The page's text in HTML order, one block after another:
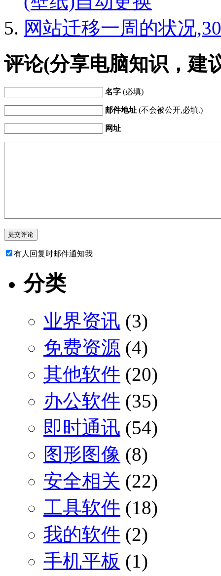
网站迁移一周的状况
评论(分享电脑知识，建
名字 (必填)
邮件地址 (不会被公开,必填.)
网址
有人回复时邮件通知我
分类
业界资讯 (3)
免费资源 (4)
其他软件 (20)
办公软件 (35)
即时通讯 (54)
图形图像 (8)
安全相关 (22)
工具软件 (18)
我的软件 (2)
手机平板 (1)